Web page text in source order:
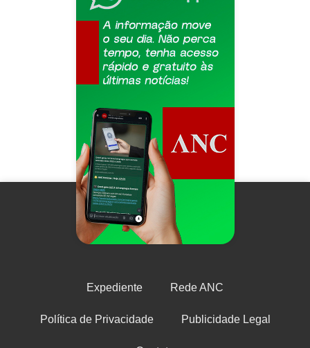
Expediente Rede ANC
Política de Privacidade Publicidade Legal